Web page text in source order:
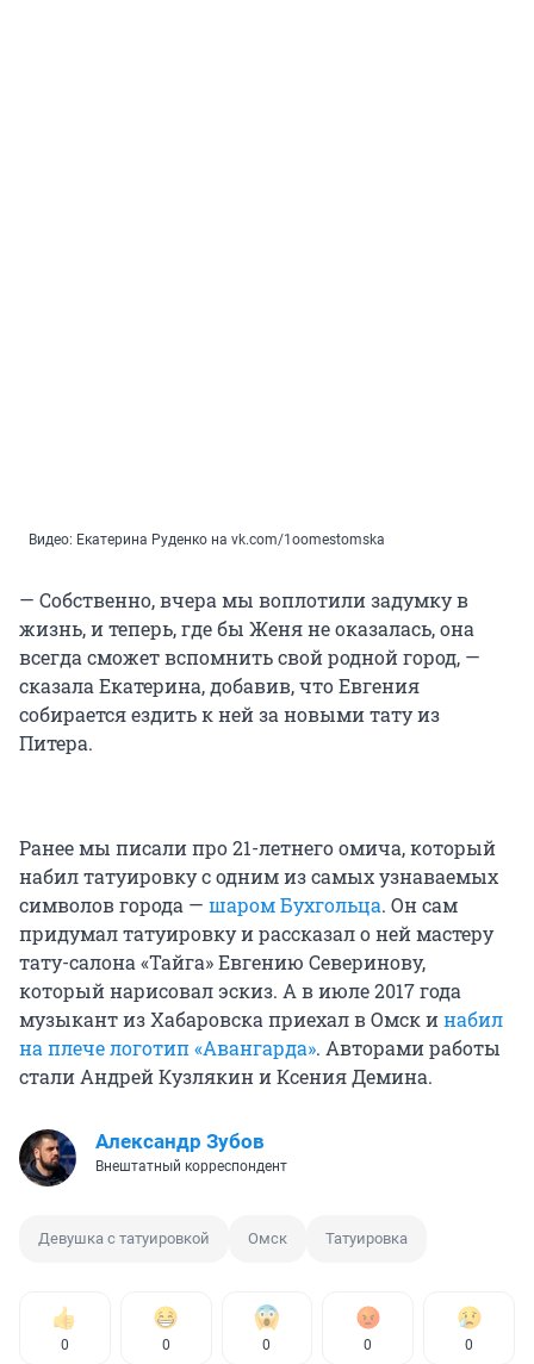
Видео: Екатерина Руденко на vk.com/1oomestomska
— Собственно, вчера мы воплотили задумку в
жизнь, и теперь, где бы Женя не оказалась, она
всегда сможет вспомнить свой родной город, —
сказала Екатерина, добавив, что Евгения
собирается ездить к ней за новыми тату из
Питера.
Ранее мы писали про 21-летнего омича, который
набил татуировку с одним из самых узнаваемых
символов города — шаром Бухгольца. Он сам
придумал татуировку и рассказал о ней мастеру
тату-салона «Тайга» Евгению Северинову,
который нарисовал эскиз. А в июле 2017 года
музыкант из Хабаровска приехал в Омск инабил
на плече логотип «Авангарда». Авторами работы
стали Андрей Кузлякин и Ксения Демина.
Александр Зубов
Внештатный корреспондент
Девушка с татуировкой Омск Татуировка
0 0 0 0 0